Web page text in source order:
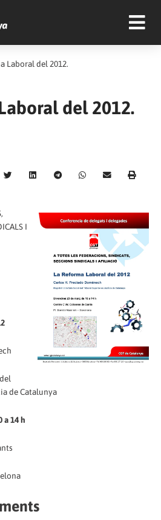
Laboral del 2012.
del 2012.
I
de Catalunya
a 14 h